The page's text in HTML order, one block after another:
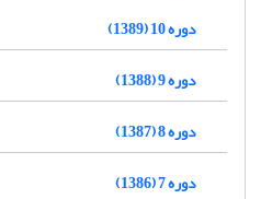
دوره 10 (1389)
دوره 9 (1388)
دوره 8 (1387)
دوره 7 (1386)